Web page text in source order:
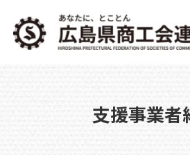
支援事業者